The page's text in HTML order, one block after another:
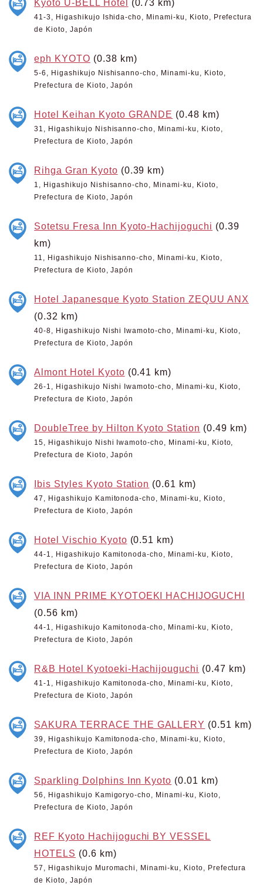
Kyoto U-BELL Hotel (0.73 km)
41-3, Higashikujo Ishida-cho, Minami-ku, Kioto, Prefectura
de Kioto, Japón
eph KYOTO (0.38 km)
5-6, Higashikujo Nishisanno-cho, Minami-ku, Kioto,
Prefectura de Kioto, Japón
Hotel Keihan Kyoto GRANDE (0.48 km)
31, Higashikujo Nishisanno-cho, Minami-ku, Kioto,
Prefectura de Kioto, Japón
Rihga Gran Kyoto (0.39 km)
1, Higashikujo Nishisanno-cho, Minami-ku, Kioto,
Prefectura de Kioto, Japón
Sotetsu Fresa Inn Kyoto-Hachijoguchi (0.39
km)
11, Higashikujo Nishisanno-cho, Minami-ku, Kioto,
Prefectura de Kioto, Japón
Hotel Japanesque Kyoto Station ZEQUU ANX
(0.32 km)
40-8, Higashikujo Nishi Iwamoto-cho, Minami-ku, Kioto,
Prefectura de Kioto, Japón
Almont Hotel Kyoto (0.41 km)
26-1, Higashikujo Nishi Iwamoto-cho, Minami-ku, Kioto,
Prefectura de Kioto, Japón
DoubleTree by Hilton Kyoto Station (0.49 km)
15, Higashikujo Nishi Iwamoto-cho, Minami-ku, Kioto,
Prefectura de Kioto, Japón
Ibis Styles Kyoto Station (0.61 km)
47, Higashikujo Kamitonoda-cho, Minami-ku, Kioto,
Prefectura de Kioto, Japón
Hotel Vischio Kyoto (0.51 km)
44-1, Higashikujo Kamitonoda-cho, Minami-ku, Kioto,
Prefectura de Kioto, Japón
VIA INN PRIME KYOTOEKI HACHIJOGUCHI
(0.56 km)
44-1, Higashikujo Kamitonoda-cho, Minami-ku, Kioto,
Prefectura de Kioto, Japón
R&B Hotel Kyotoeki-Hachijouguchi (0.47 km)
41-1, Higashikujo Kamitonoda-cho, Minami-ku, Kioto,
Prefectura de Kioto, Japón
SAKURA TERRACE THE GALLERY (0.51 km)
39, Higashikujo Kamitonoda-cho, Minami-ku, Kioto,
Prefectura de Kioto, Japón
Sparkling Dolphins Inn Kyoto (0.01 km)
56, Higashikujo Kamigoryo-cho, Minami-ku, Kioto,
Prefectura de Kioto, Japón
REF Kyoto Hachijoguchi BY VESSEL
HOTELS (0.6 km)
57, Higashikujo Muromachi, Minami-ku, Kioto, Prefectura
de Kioto, Japón